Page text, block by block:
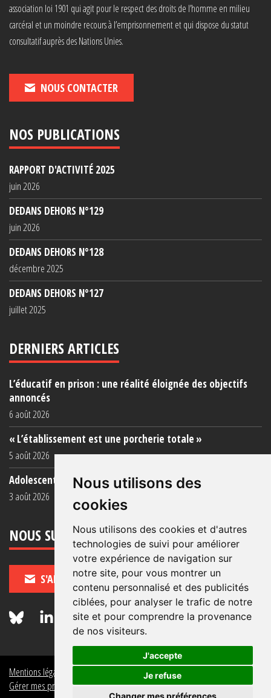
Nous utilisons des
cookies
Nous utilisons des cookies et d'autres
technologies de suivi pour améliorer
votre expérience de navigation sur
notre site, pour vous montrer un
contenu personnalisé et des publicités
ciblées, pour analyser le trafic de notre
site et pour comprendre la provenance
de nos visiteurs.
J'accepte
Je refuse
Changer mes préférences
association loi 1901 qui agit pour le respect des droits de l’homme en milieu
carcéral et un moindre recours à l’emprisonnement et qui dispose du statut
consultatif auprès des Nations Unies.
NOUS CONTACTER
NOS PUBLICATIONS
RAPPORT D'ACTIVITÉ 2025
juin 2026
DEDANS DEHORS N°129
juin 2026
DEDANS DEHORS N°128
décembre 2025
DEDANS DEHORS N°127
juillet 2025
DERNIERS ARTICLES
L’éducatif en prison : une réalité éloignée des objectifs
annoncés
6 août 2026
« L’établissement est une porcherie totale »
5 août 2026
Adolescent·es incarcéré·es : une faillite collective
3 août 2026
NOUS SUIVRE
S'ABONNER
Mentions légales
Politique de données personnelles
Gérer mes préférences de données personnelles